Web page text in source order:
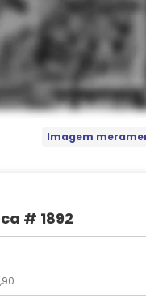
Imagem
# 1892
,90